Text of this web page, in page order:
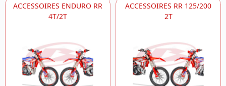
ACCESSOIRES ENDURO RR
4T/2T
ACCESSOIRES RR 125/200
2T